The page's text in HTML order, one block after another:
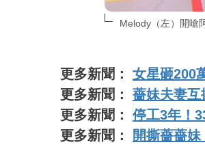
Melody（左）開嗆
更多新聞： 女星砸200
更多新聞： 薔妹夫妻
更多新聞： 停工3年！
更多新聞：
開撕薔薔